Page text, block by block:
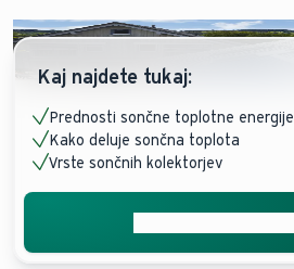
Kaj najdete tukaj:
Prednosti sončne toplotne energije
Kako deluje sončna toplota
Vrste sončnih kolektorjev